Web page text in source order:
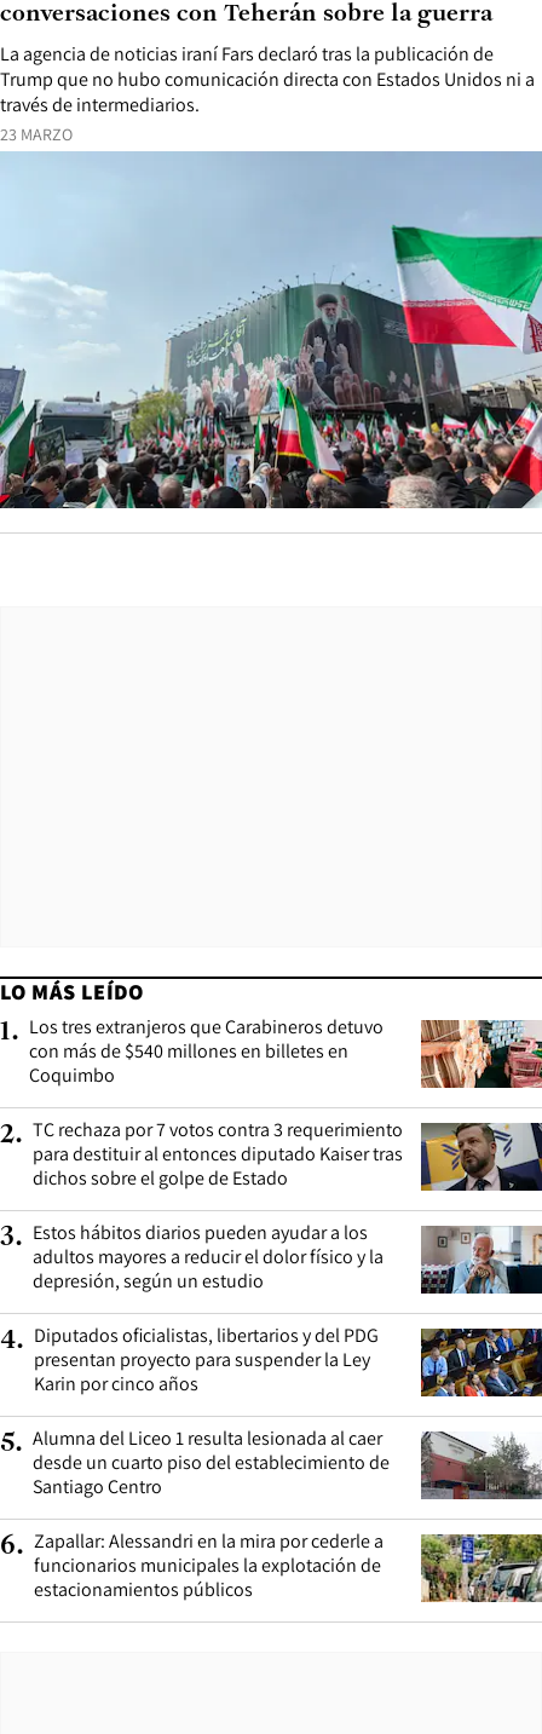
23 MARZO
La agencia de noticias iraní Fars declaró tras la publicación de
Trump que no hubo comunicación directa con Estados Unidos ni a
través de intermediarios.
conversaciones con Teherán sobre la guerra
LO MÁS LEÍDO
1. Los tres extranjeros que Carabineros detuvo
con más de $540 millones en billetes en
Coquimbo
2. TC rechaza por 7 votos contra 3 requerimiento
para destituir al entonces diputado Kaiser tras
dichos sobre el golpe de Estado
3. Estos hábitos diarios pueden ayudar a los
adultos mayores a reducir el dolor físico y la
depresión, según un estudio
4. Diputados oficialistas, libertarios y del PDG
presentan proyecto para suspender la Ley
Karin por cinco años
5. Alumna del Liceo 1 resulta lesionada al caer
desde un cuarto piso del establecimiento de
Santiago Centro
6. Zapallar: Alessandri en la mira por cederle a
funcionarios municipales la explotación de
estacionamientos públicos